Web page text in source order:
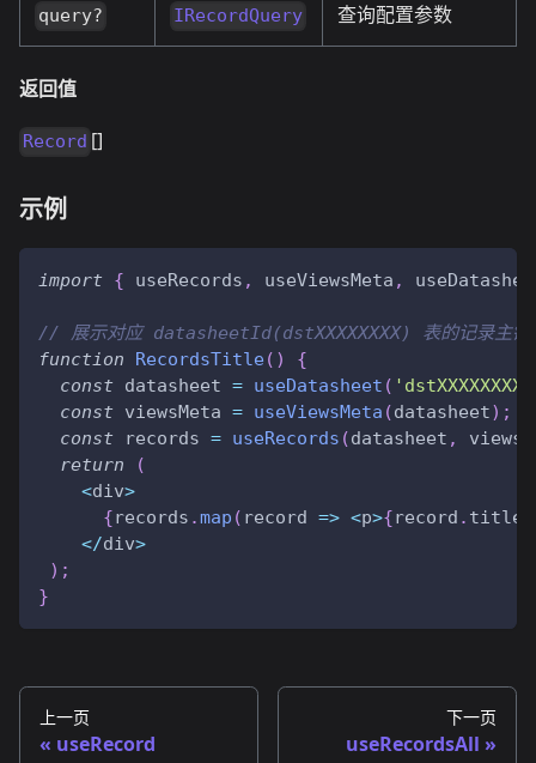
query? IRecordQuery 查询配置参数
返回值
Record []
示例
import { useRecords , useViewsMeta ,
// 展示对应 datasheetId(dstXXXXXXXX) 表的记录主键
function
RecordsTitle( )
{
const datasheet = useDatasheet ( 'dstXXXXXXXX'
const viewsMeta = useViewsMeta (datasheet) ;
const records = useRecords (datasheet ,
return
(
<div>
{records .map ( record => <p>{record . title
</div>
) ;
}
上一页
useRecord
下一页
useRecordsAll